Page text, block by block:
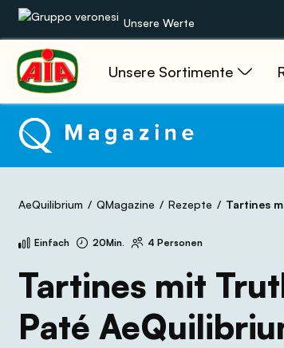
Unsere Werte
Unsere Sortimente
Unsere Sortimente
Rezepte
Produkte
Anleitungen
Die Welt von AIA
AeQuilibrium QMagazine Rezepte Tartines
Einfach 20Min. 4 Personen
Tartines mit
Paté